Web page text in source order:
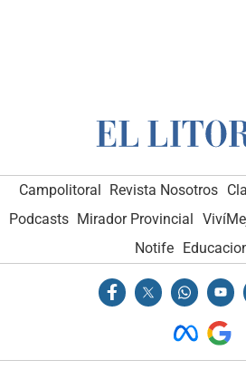
Campolitoral Revista Nosotros
Podcasts Mirador Provincial
Notife